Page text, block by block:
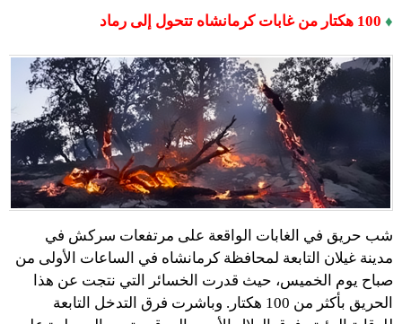
♦ 100 هكتار من غابات كرمانشاه تتحول إلى رماد
شب حريق في الغابات الواقعة على مرتفعات سركش في
مدينة غيلان التابعة لمحافظة كرمانشاه في الساعات الأولى من
صباح يوم الخميس، حيث قدرت الخسائر التي نتجت عن هذا
الحريق بأكثر من 100 هكتار. وباشرت فرق التدخل التابعة